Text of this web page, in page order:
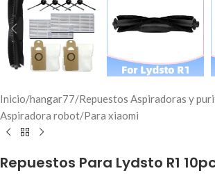
Inicio/hangar77/Repuestos Aspiradoras y
Aspiradora robot/Para xiaomi
Repuestos Para Lydsto R1